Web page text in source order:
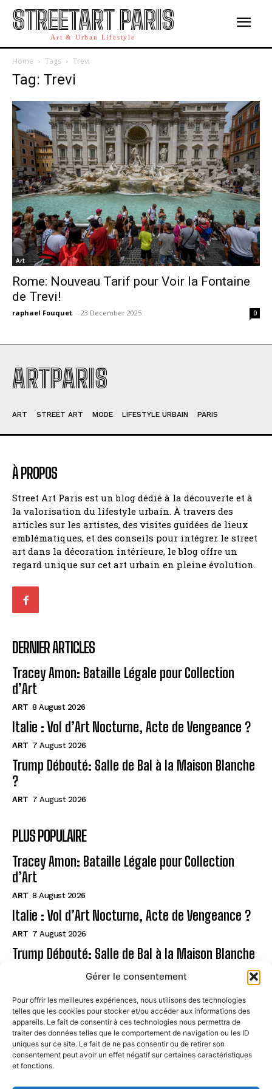
Gérer le consentement
Pour offrir les meilleures expériences, nous utilisons des technologies
telles que les cookies pour stocker et/ou accéder aux informations des
appareils. Le fait de consentir à ces technologies nous permettra de
traiter des données telles que le comportement de navigation ou les ID
uniques sur ce site. Le fait de ne pas consentir ou de retirer son
consentement peut avoir un effet négatif sur certaines caractéristiques
et fonctions.
STREETART PARIS
Art & Urban Lifestyle
Home Tags Trevi
Tag: Trevi
Art
Rome: Nouveau Tarif pour Voir la Fontaine
de Trevi!
raphael Fouquet - 23 December 2025 0
ARTPARIS
ART STREET ART MODE LIFESTYLE URBAIN PARIS
À PROPOS
Street Art Paris est un blog dédié à la découverte et à
la valorisation du lifestyle urbain. À travers des
articles sur les artistes, des visites guidées de lieux
emblématiques, et des conseils pour intégrer le street
art dans la décoration intérieure, le blog offre un
regard unique sur cet art urbain en pleine évolution.
DERNIER ARTICLES
Tracey Amon: Bataille Légale pour Collection
d’Art
ART 8 August 2026
Italie : Vol d’Art Nocturne, Acte de Vengeance ?
ART 7 August 2026
Trump Débouté: Salle de Bal à la Maison Blanche
?
ART 7 August 2026
PLUS POPULAIRE
Tracey Amon: Bataille Légale pour Collection
d’Art
ART 8 August 2026
Italie : Vol d’Art Nocturne, Acte de Vengeance ?
ART 7 August 2026
Trump Débouté: Salle de Bal à la Maison Blanche
Page
CONTACT
MENTIONS LÉGALES